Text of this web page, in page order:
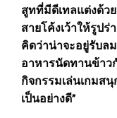
สูทที่มีดีเทลแต่งด้ว
สายโค้งเว้าให้รูป
คิดว่าน่าจะอยู่รับล
อาหารนัดทานข้าว
กิจกรรมเล่นเกมส
เป็นอย่างดี”